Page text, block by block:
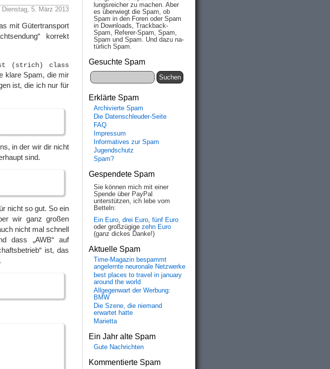
Dienstag, 5. März 2013
mit Gütertransport
korrekt
(strich) class
klare Spam, die mir
ist, die ich nur für
in der wir dir nicht
sind.
nicht so gut. So ein
wir ganz großen
nicht mal schnell
dass „AWB“ auf
ist, das
lungs­reich­er zu mach­en. Aber
es über­wiegt die Spam, ob
Spam in den Fo­ren oder Spam
in Down­loads, Track­back-
Spam, Re­fe­rer-Spam, Spam,
Spam und Spam. Und da­zu na­
tür­lich Spam.
Gesuchte Spam
Erklärte Spam
Archivierte Spam
Die Datenschleuder-Seite
FAQ
Impressum
Informatives zur Spam
Jugendschutz
Spam?
Gespendete Spam
Sie können mich mit einer
Spende über PayPal
unterstützen, ich lebe vom
Betteln:
Ein Euro, drei Euro, fünf Euro
oder großzügige zehn Euro
(ganz dickes Danke!)
Aktuelle Spam
Time-Magazin bespammt
angelernte neuronale Netzwerke
best places to travel in january
around the world
Allgegenwart der Werbung:
BMW
Die Szene, die niemand
erwartet hatte
Marietta
Ein Jahr alte Spam
Gute Nachrichten
Kommentierte Spam